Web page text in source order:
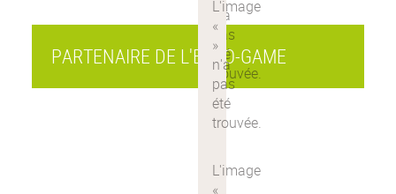
PARTENAIRE DE L'EXPO-GAME